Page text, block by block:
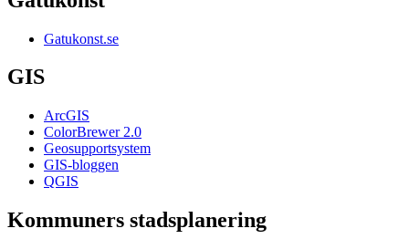
Gatukonst.se
GIS
ArcGIS
ColorBrewer 2.0
Geosupportsystem
GIS-bloggen
QGIS
Kommuners stadsplanering